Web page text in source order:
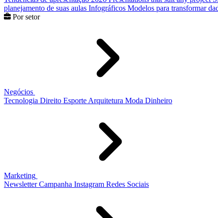
planejamento de suas aulas Infográficos Modelos para transformar
Por setor
Negócios
Tecnologia Direito Esporte Arquitetura Moda Dinheiro
Marketing
Newsletter Campanha Instagram Redes Sociais